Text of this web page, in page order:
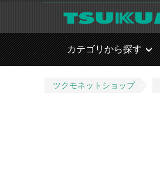
カテゴリから探す
ツクモネットショップ